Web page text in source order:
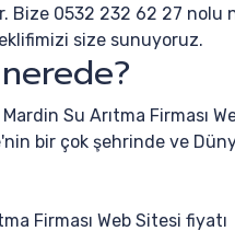
Bize 0532 232 62 27 nolu
size sunuyoruz.
Su Arıtma Firması
bir çok şehrinde ve
Firması Web Sitesi fiyatı